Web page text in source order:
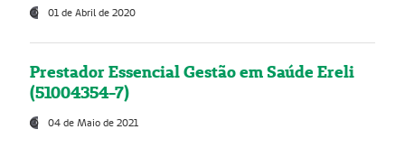
01 de Abril de 2020
Prestador Essencial Gestão em Saúde Ereli
(51004354-7)
04 de Maio de 2021